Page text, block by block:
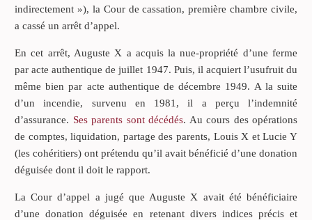
indirectement »), la Cour de cassation, première chambre civile,
a cassé un arrêt d’appel.
En cet arrêt, Auguste X a acquis la nue-propriété d’une ferme
par acte authentique de juillet 1947. Puis, il acquiert l’usufruit du
même bien par acte authentique de décembre 1949. A la suite
d’un incendie, survenu en 1981, il a perçu l’indemnité
d’assurance. Ses parents sont décédés. Au cours des opérations
de comptes, liquidation, partage des parents, Louis X et Lucie Y
(les cohéritiers) ont prétendu qu’il avait bénéficié d’une donation
déguisée dont il doit le rapport.
La Cour d’appel a jugé que Auguste X avait été bénéficiaire
d’une donation déguisée en retenant divers indices précis et